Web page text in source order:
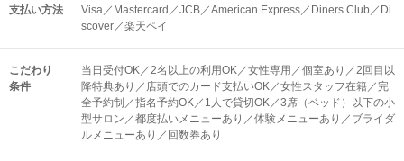
支払い方法
Visa／Mastercard／JCB／American Express／Diners Club／Di
scover／楽天ペイ
こだわり
条件
当日受付OK／2名以上の利用OK／女性専用／個室あり／2回目以
降特典あり／店頭でのカード支払いOK／女性スタッフ在籍／完
全予約制／指名予約OK／1人で貸切OK／3席（ベッド）以下の小
型サロン／都度払いメニューあり／体験メニューあり／ブライダ
ルメニューあり／回数券あり